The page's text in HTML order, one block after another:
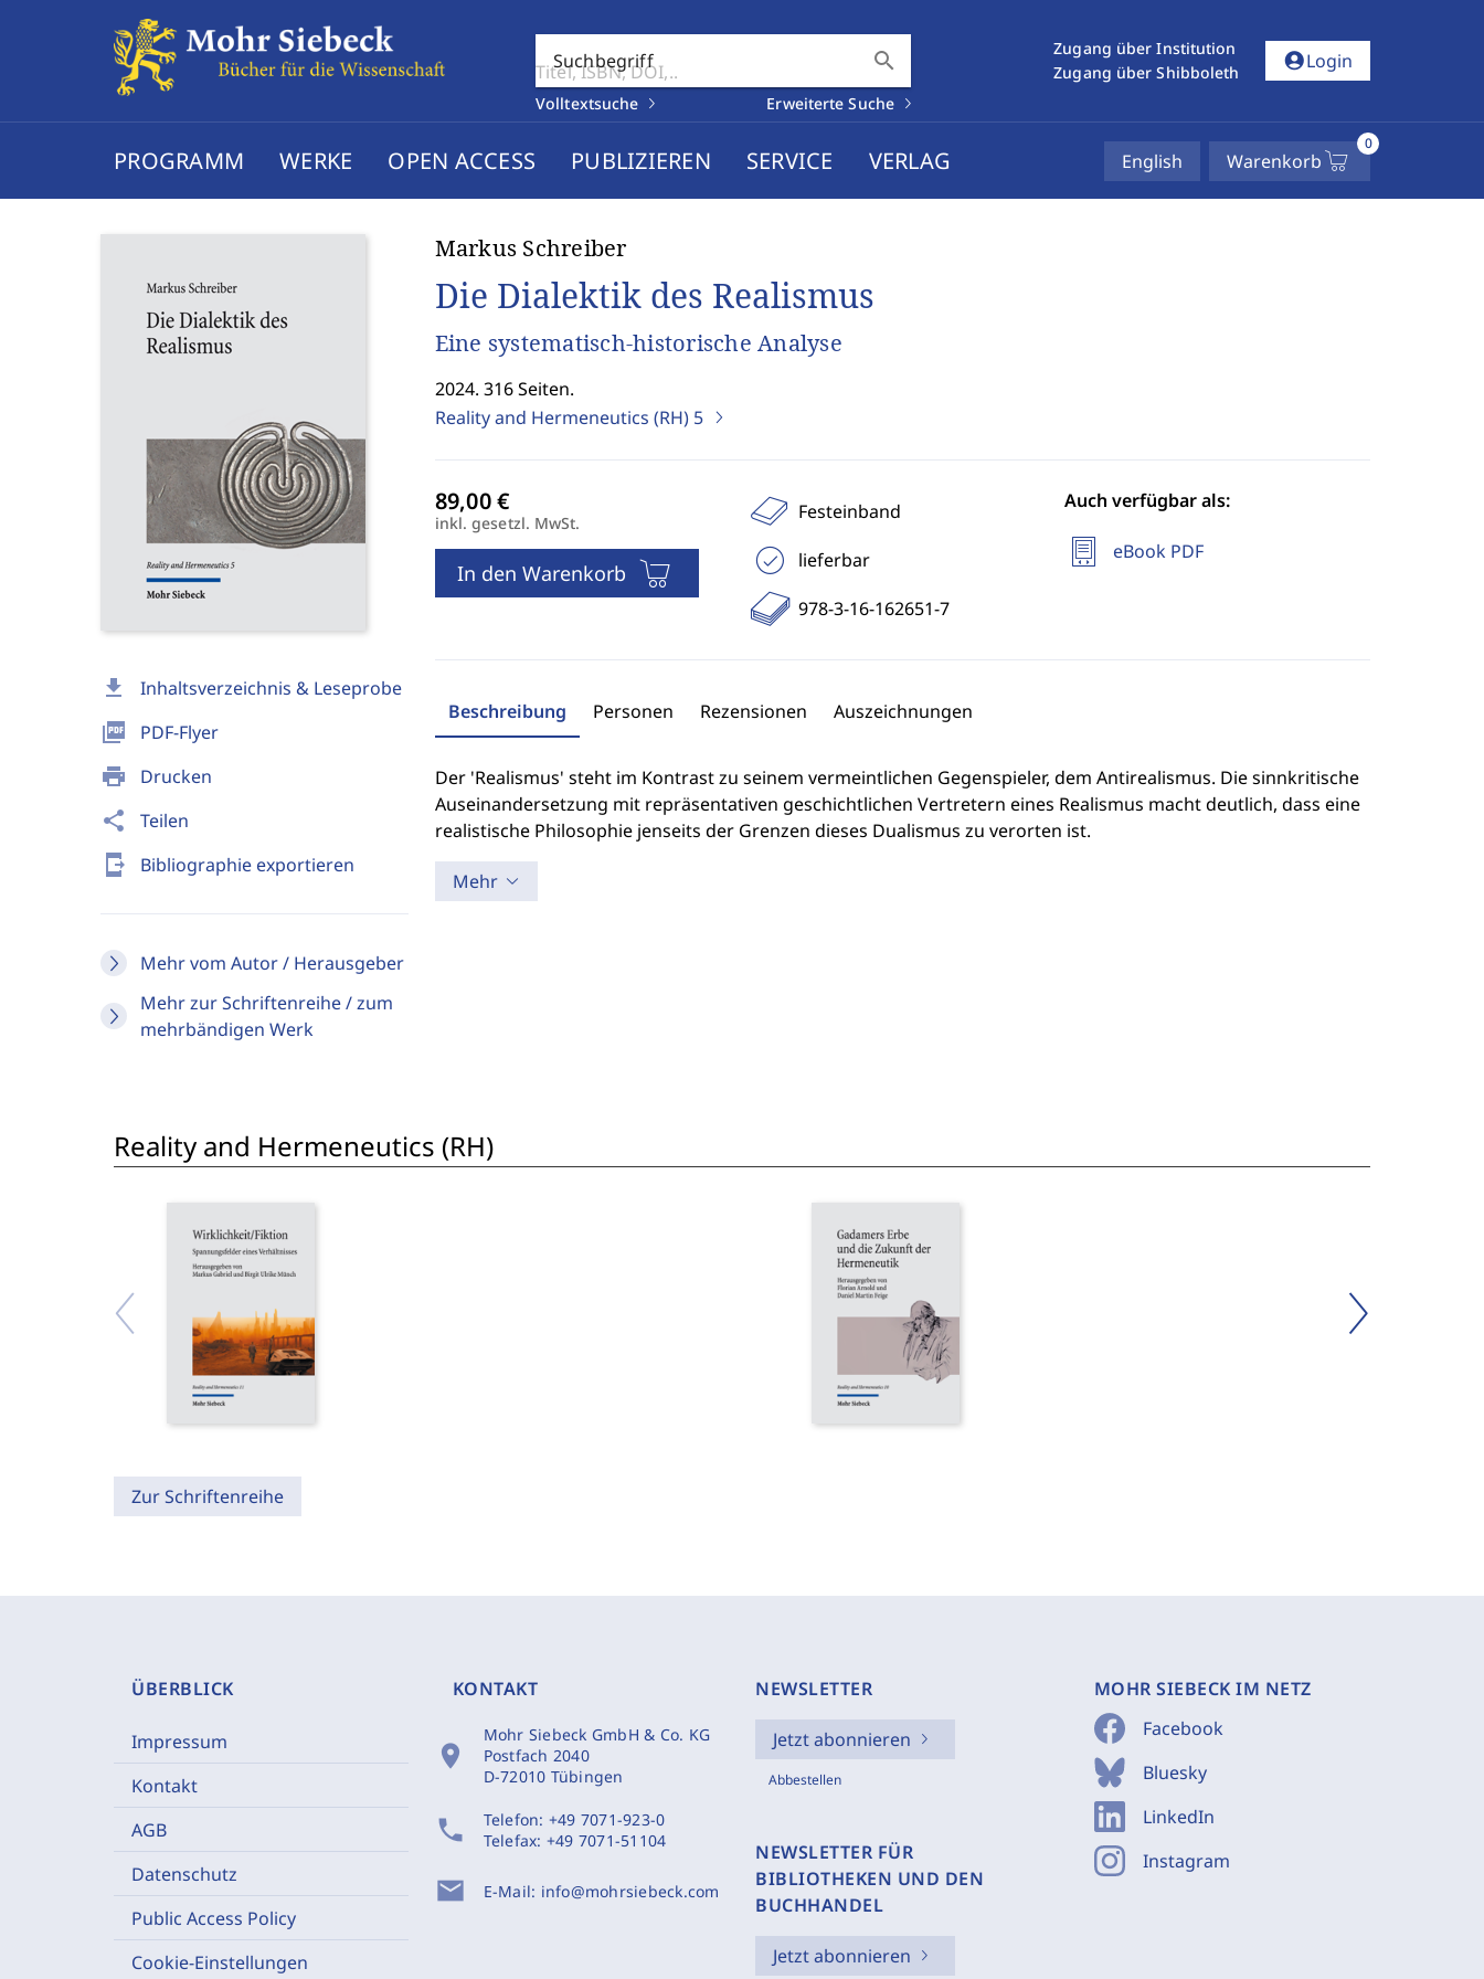
Suchbegriff search
Volltextsuche Erweiterte Suche
Zugang über Institution
Zugang über Shibboleth
account_circleLogin
PROGRAMM WERKE OPEN ACCESS PUBLIZIEREN SERVICE VERLAG English Warenkorb
0
download Inhaltsverzeichnis & Leseprobe
picture_as_pdf PDF-Flyer
print Drucken
share Teilen
send_to_mobile Bibliographie exportieren
Mehr vom Autor / Herausgeber
Mehr zur Schriftenreihe / zum
mehrbändigen Werk
Markus Schreiber
Die Dialektik des Realismus
Eine systematisch-historische Analyse
2024. 316 Seiten.
Reality and Hermeneutics (RH) 5
inkl. gesetzl. MwSt.
In den Warenkorb
Festeinband
lieferbar
978-3-16-162651-7
Auch verfügbar als:
eBook PDF
Beschreibung Personen Rezensionen Auszeichnungen
Der 'Realismus' steht im Kontrast zu seinem vermeintlichen Gegenspieler, dem Antirealismus. Die sinnkritische
Auseinandersetzung mit repräsentativen geschichtlichen Vertretern eines Realismus macht deutlich, dass eine
realistische Philosophie jenseits der Grenzen dieses Dualismus zu verorten ist.
Mehr
Reality and Hermeneutics (RH)
Zur Schriftenreihe
ÜBERBLICK
Impressum
Kontakt
AGB
Datenschutz
Public Access Policy
Cookie-Einstellungen
KONTAKT
location_on
Mohr Siebeck GmbH & Co. KG
Postfach 2040
D-72010 Tübingen
phone Telefon: +49 7071-923-0
Telefax: +49 7071-51104
mail E-Mail: info@mohrsiebeck.com
NEWSLETTER
Jetzt abonnieren
Abbestellen
NEWSLETTER FÜR
BIBLIOTHEKEN UND DEN
BUCHHANDEL
Jetzt abonnieren
MOHR SIEBECK IM NETZ
Facebook
Bluesky
LinkedIn
Instagram